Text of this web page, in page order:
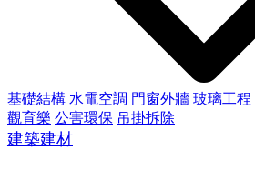
基礎結構 水電空調 門窗外牆 玻璃工程
觀育樂 公害環保 吊掛拆除
建築建材